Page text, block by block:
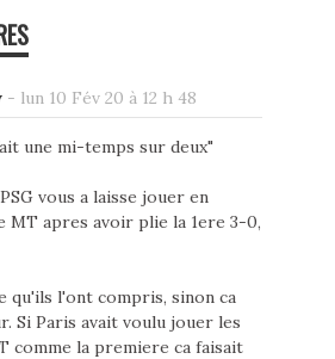
- lun 10 Fév 20 à 12 h 48
une mi-temps sur deux"
vous a laisse jouer en
MT apres avoir plie la 1ere 3-0,
qu'ils l'ont compris, sinon ca
Si Paris avait voulu jouer les
comme la premiere ca faisait